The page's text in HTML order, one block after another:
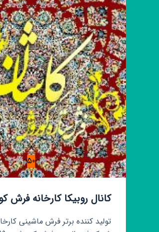
مود
شده
🕹
˹
⦉😹
رایگان
👉🏾⦊
50
کانال روبیکا کارخانه فرش
تولید کننده برتر فرش ماشینی